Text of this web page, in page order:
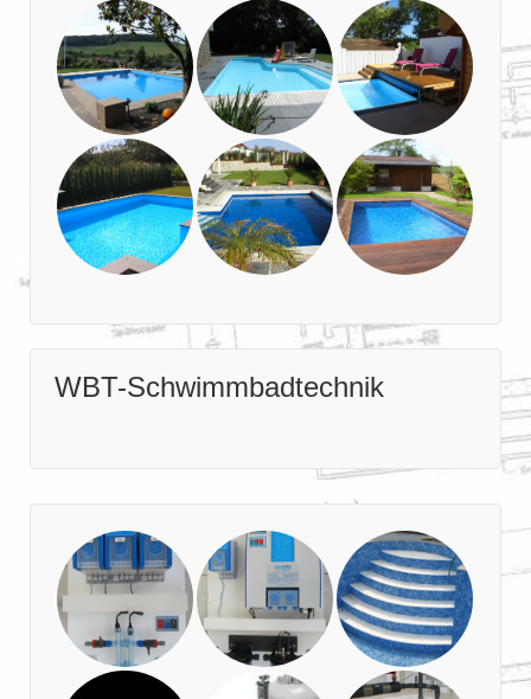
WBT-Schwimmbadtechnik